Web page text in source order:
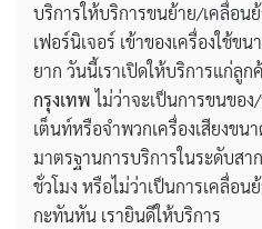
บริการให้บริการขนย้าย/เคลื่อน
เฟอร์นิเจอร์ เข้าของเครื่องใช้
ยาก วันนี้เราเปิดให้บริการแก่ลู
กรุงเทพไม่ว่าจะเป็นการขนขอ
เต็นท์หรือจำพวกเครื่องเสียงขน
มาตรฐานการบริการในระดับสา
ชั่วโมง หรือไม่ว่าเป็นการเคลื่อน
กะทันหัน เรายินดีให้บริการ